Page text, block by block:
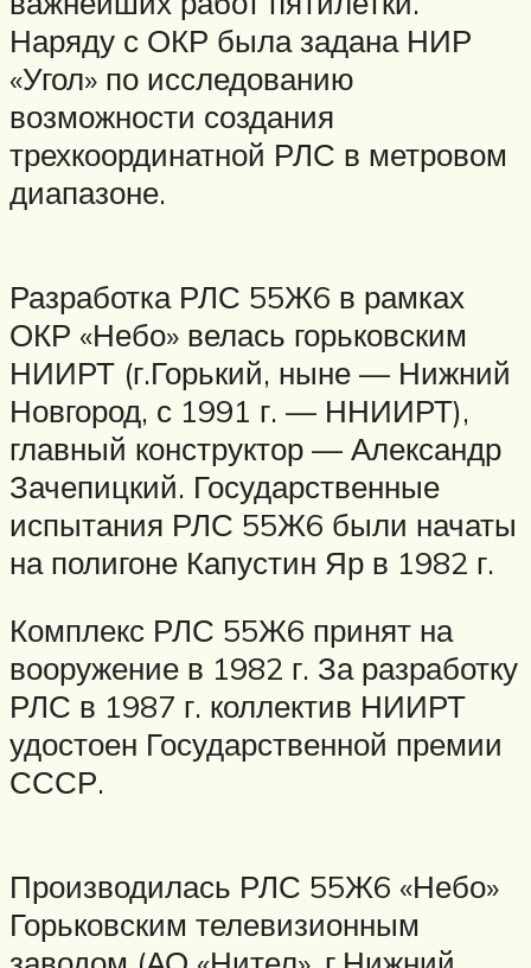
Наряду с ОКР была задана НИР
«Угол» по исследованию
возможности создания
трехкоординатной РЛС в метровом
диапазоне.
Разработка РЛС 55Ж6 в рамках
ОКР «Небо» велась горьковским
НИИРТ (г.Горький, ныне — Нижний
Новгород, с 1991 г. — ННИИРТ),
главный конструктор — Александр
Зачепицкий. Государственные
испытания РЛС 55Ж6 были начаты
на полигоне Капустин Яр в 1982 г.
Комплекс РЛС 55Ж6 принят на
вооружение в 1982 г. За разработку
РЛС в 1987 г. коллектив НИИРТ
удостоен Государственной премии
СССР.
Производилась РЛС 55Ж6 «Небо»
Горьковским телевизионным